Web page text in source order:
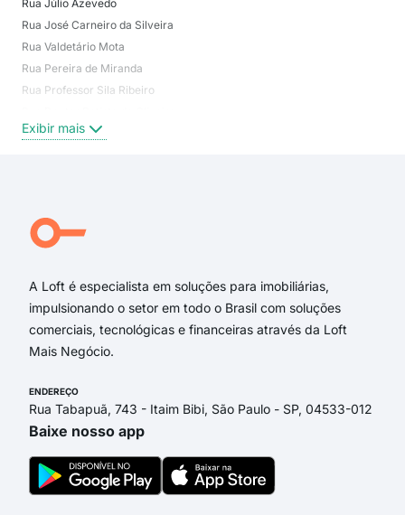
Rua Júlio Azevedo
Rua José Carneiro da Silveira
Rua Valdetário Mota
Rua Pereira de Miranda
Rua Professor Sila Ribeiro
Rua Raimundo Oliveira Filho
Rua Comandante Haroldo Aroeira
José Carneiro da Silveira
Exibir mais
A Loft é especialista em soluções para imobiliárias,
impulsionando o setor em todo o Brasil com soluções
comerciais, tecnológicas e financeiras através da Loft
Mais Negócio.
ENDEREÇO
Rua Tabapuã, 743 - Itaim Bibi, São Paulo - SP, 04533-012
Baixe nosso app